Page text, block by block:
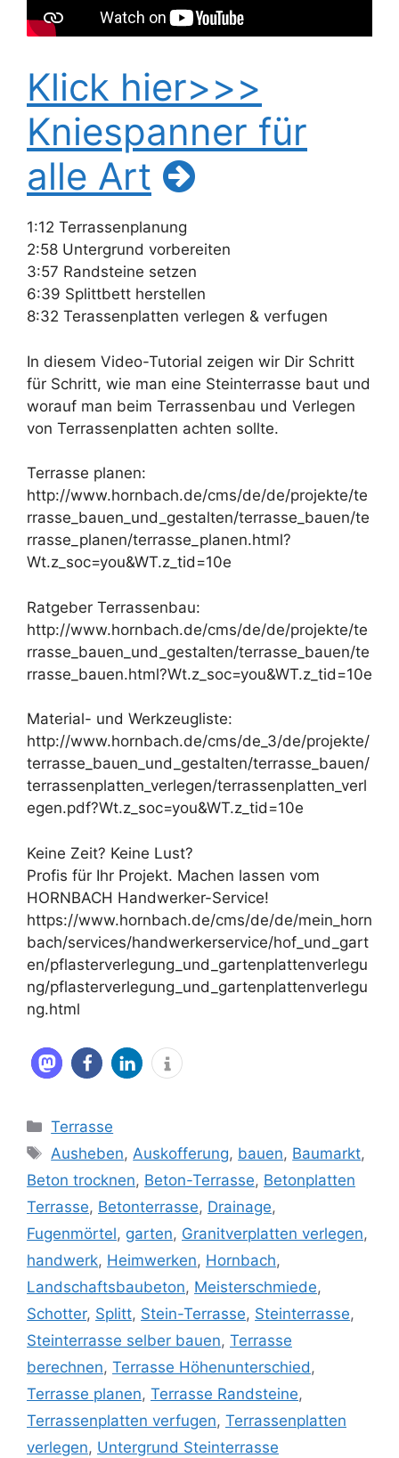
Klick hier>>>
Kniespanner für
alle Art
1:12 Terrassenplanung
2:58 Untergrund vorbereiten
3:57 Randsteine setzen
6:39 Splittbett herstellen
8:32 Terassenplatten verlegen & verfugen
In diesem Video-Tutorial zeigen wir Dir Schritt
für Schritt, wie man eine Steinterrasse baut und
worauf man beim Terrassenbau und Verlegen
von Terrassenplatten achten sollte.
Terrasse planen:
http://www.hornbach.de/cms/de/de/projekte/te
rrasse_bauen_und_gestalten/terrasse_bauen/te
rrasse_planen/terrasse_planen.html?
Wt.z_soc=you&WT.z_tid=10e
Ratgeber Terrassenbau:
http://www.hornbach.de/cms/de/de/projekte/te
rrasse_bauen_und_gestalten/terrasse_bauen/te
rrasse_bauen.html?Wt.z_soc=you&WT.z_tid=10e
Material- und Werkzeugliste:
http://www.hornbach.de/cms/de_3/de/projekte/
terrasse_bauen_und_gestalten/terrasse_bauen/
terrassenplatten_verlegen/terrassenplatten_verl
egen.pdf?Wt.z_soc=you&WT.z_tid=10e
Keine Zeit? Keine Lust?
Profis für Ihr Projekt. Machen lassen vom
HORNBACH Handwerker-Service!
https://www.hornbach.de/cms/de/de/mein_horn
bach/services/handwerkerservice/hof_und_gart
en/pflasterverlegung_und_gartenplattenverlegu
ng/pflasterverlegung_und_gartenplattenverlegu
ng.html
Kategorien
Terrasse
Schlagwörter
Ausheben,Auskofferung, bauen, Baumarkt,
Beton trocknen, Beton-Terrasse, Betonplatten
Terrasse, Betonterrasse, Drainage,
Fugenmörtel, garten, Granitverplatten verlegen,
handwerk, Heimwerken, Hornbach,
Landschaftsbaubeton, Meisterschmiede,
Schotter, Splitt, Stein-Terrasse, Steinterrasse,
Steinterrasse selber bauen, Terrasse
berechnen, Terrasse Höhenunterschied,
Terrasse planen, Terrasse Randsteine,
Terrassenplatten verfugen, Terrassenplatten
verlegen, Untergrund Steinterrasse